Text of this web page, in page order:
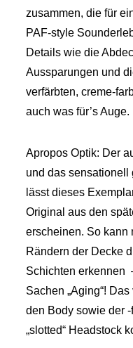
zusammen, die für
PAF-style
Details wie die
Aussparungen und
verfärbten, creme-
auch was für’s Auge.
Apropos Optik: Der
und das
lässt dieses
Original aus den
erscheinen. So kann
Rändern der Decke
Schichten erkennen
Sachen „Aging“!
den Body sowie der
„slotted“ Headstock